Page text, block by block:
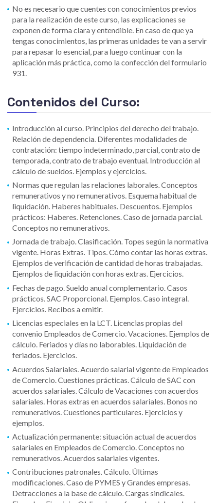
No es necesario que cuentes con conocimientos previos
para la realización de este curso, las explicaciones se
exponen de forma clara y entendible. En caso de que ya
tengas conocimientos, las primeras unidades te van a servir
para repasar lo esencial, para luego continuar con la
aplicación más práctica, como la confección del formulario
931.
Contenidos del Curso:
Introducción al curso. Principios del derecho del trabajo.
Relación de dependencia. Diferentes modalidades de
contratación: tiempo indeterminado, parcial, contrato de
temporada, contrato de trabajo eventual. Introducción al
cálculo de sueldos. Ejemplos y ejercicios.
Normas que regulan las relaciones laborales. Conceptos
remunerativos y no remunerativos. Esquema habitual de
liquidación. Haberes habituales. Descuentos. Ejemplos
prácticos: Haberes. Retenciones. Caso de jornada parcial.
Conceptos no remunerativos.
Jornada de trabajo. Clasificación. Topes según la normativa
vigente. Horas Extras. Tipos. Cómo contar las horas extras.
Ejemplos de verificación de cantidad de horas trabajadas.
Ejemplos de liquidación con horas extras. Ejercicios.
Fechas de pago. Sueldo anual complementario. Casos
prácticos. SAC Proporcional. Ejemplos. Caso integral.
Ejercicios. Recibos a emitir.
Licencias especiales en la LCT. Licencias propias del
convenio Empleados de Comercio. Vacaciones. Ejemplos de
cálculo. Feriados y días no laborables. Liquidación de
feriados. Ejercicios.
Acuerdos Salariales. Acuerdo salarial vigente de Empleados
de Comercio. Cuestiones prácticas. Cálculo de SAC con
acuerdos salariales. Cálculo de Vacaciones con acuerdos
salariales. Horas extras en acuerdos salariales. Bonos no
remunerativos. Cuestiones particulares. Ejercicios y
ejemplos.
Actualización permanente: situación actual de acuerdos
salariales en Empleados de Comercio. Conceptos no
remunerativos. Acuerdos salariales vigentes.
Contribuciones patronales. Cálculo. Últimas
modificaciones. Caso de PYMES y Grandes empresas.
Detracciones a la base de cálculo. Cargas sindicales.